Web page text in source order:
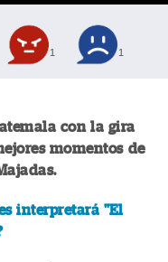
1 1
con la gira
momentos de
interpretará "El